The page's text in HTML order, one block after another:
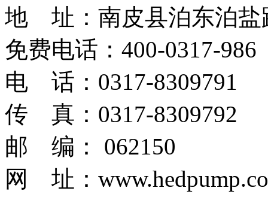
地 址：南皮县泊东泊盐
免费电话：400-0317-986
电 话：0317-8309791
传 真：0317-8309792
邮 编： 062150
网 址：